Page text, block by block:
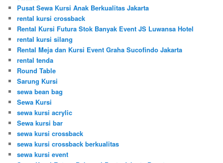
Pusat Sewa Kursi Anak Berkualitas Jakarta
rental kursi crossback
Rental Kursi Futura Stok Banyak Event JS Luwansa Hotel
rental kursi silang
Rental Meja dan Kursi Event Graha Sucofindo Jakarta
rental tenda
Round Table
Sarung Kursi
sewa bean bag
Sewa Kursi
sewa kursi acrylic
Sewa kursi bar
sewa kursi crossback
sewa kursi crossback berkualitas
sewa kursi event